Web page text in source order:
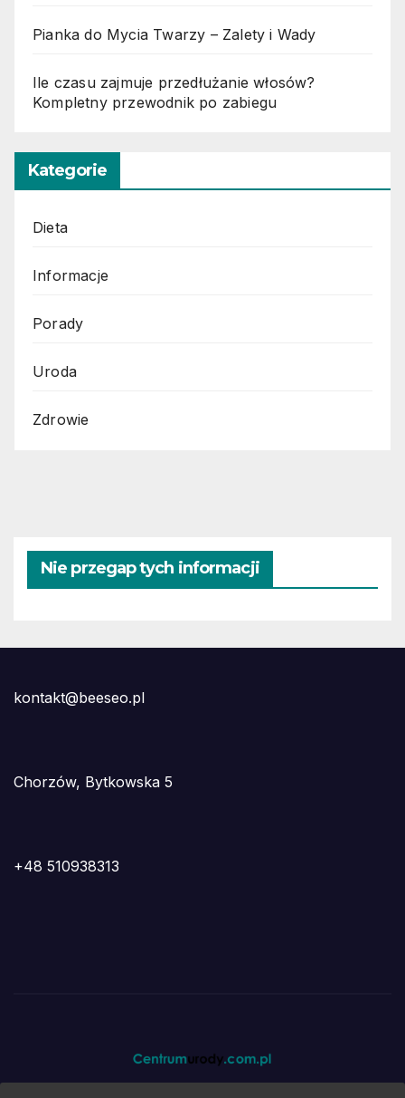
Pianka do Mycia Twarzy – Zalety i Wady
Ile czasu zajmuje przedłużanie włosów?
Kompletny przewodnik po zabiegu
Kategorie
Dieta
Informacje
Porady
Uroda
Zdrowie
Nie przegap tych informacji
kontakt@beeseo.pl
Chorzów, Bytkowska 5
+48 510938313